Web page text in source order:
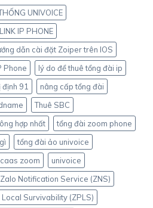
UNIVOICE
IP PHONE
dẫn cài đặt Zoiper trên IOS
Phone
lý do để thuê tổng đài ip
định 91
nâng cấp tổng đài
Thuê SBC
hợp nhất
tổng đài zoom phone
tổng đài ảo univoice
zoom
univoice
Zalo Notification Service (ZNS)
Survivability (ZPLS)